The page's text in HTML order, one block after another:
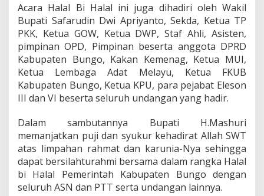
a
n
A
S
N
a
j
a
r
P
e
m
d
a
B
Acara Halal Bi Halal ini juga dihadiri oleh Wakil
Bupati Safarudin Dwi Apriyanto, Sekda, Ketua TP
PKK, Ketua GOW, Ketua DWP, Staf Ahli, Asisten,
pimpinan OPD, Pimpinan beserta anggota DPRD
Kabupaten Bungo, Kakan Kemenag, Ketua MUI,
Ketua Lembaga Adat Melayu, Ketua FKUB
Kabupaten Bungo, Ketua KPU, para pejabat Eleson
III dan VI beserta seluruh undangan yang hadir.
Dalam sambutannya Bupati H.Mashuri
memanjatkan puji dan syukur kehadirat Allah SWT
atas limpahan rahmat dan karunia-Nya sehingga
dapat bersilahturahmi bersama dalam rangka Halal
bi Halal Pemerintah Kabupaten Bungo dengan
seluruh ASN dan PTT serta undangan lainnya.